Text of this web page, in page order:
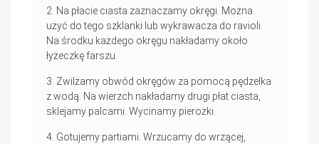
Na płacie ciasta zaznaczamy okręgi. Można
użyć do tego szklanki lub wykrawacza do ravioli.
Na środku każdego okręgu nakładamy około
łyżeczkę farszu.
Zwilżamy obwód okręgów za pomocą pędzelka
z wodą. Na wierzch nakładamy drugi płat ciasta,
sklejamy palcami. Wycinamy pierożki.
Gotujemy partiami. Wrzucamy do wrzącej,